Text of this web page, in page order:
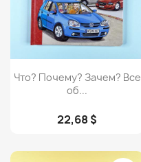
Просмотр
Что? Почему? Зачем? Все
об...
22,68 $